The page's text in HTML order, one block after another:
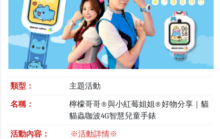
類型： 主題活動
名稱：
檸檬哥哥®與小紅莓姐姐®好物分享｜貓
貓蟲咖波4G智慧兒童手錶
活動內容： ※活動詳情※